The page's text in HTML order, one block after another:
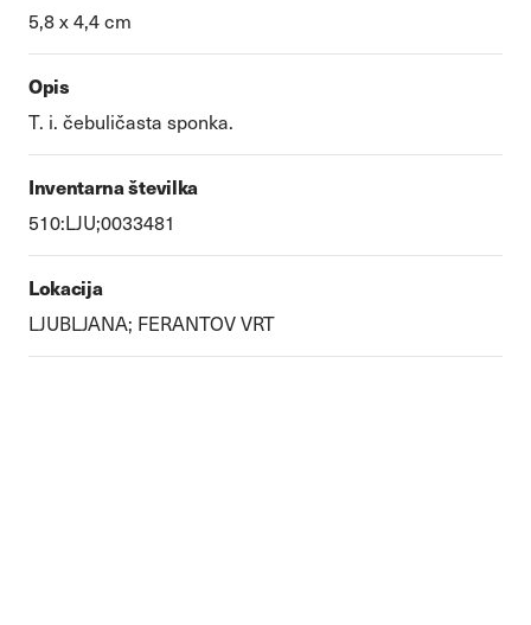
5,8 x 4,4 cm
Opis
T. i. čebuličasta sponka.
Inventarna številka
510:LJU;0033481
Lokacija
LJUBLJANA; FERANTOV VRT